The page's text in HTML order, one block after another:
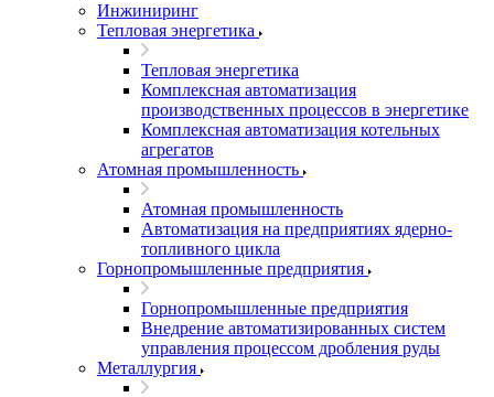
Инжиниринг
Тепловая энергетика
Тепловая энергетика
Комплексная автоматизация
производственных процессов в энергетике
Комплексная автоматизация котельных
агрегатов
Атомная промышленность
Атомная промышленность
Автоматизация на предприятиях ядерно-
топливного цикла
Горнопромышленные предприятия
Горнопромышленные предприятия
Внедрение автоматизированных систем
управления процессом дробления руды
Металлургия